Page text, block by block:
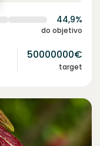
44,9%
do objetivo
50000000€
target